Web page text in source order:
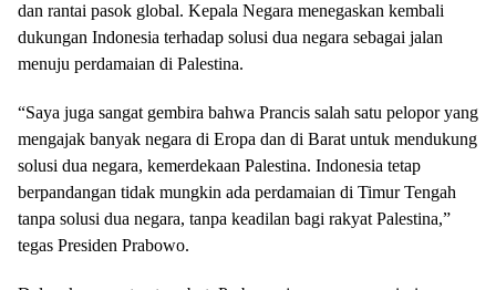
dan rantai pasok global. Kepala Negara menegaskan kembali
dukungan Indonesia terhadap solusi dua negara sebagai jalan
menuju perdamaian di Palestina.
“Saya juga sangat gembira bahwa Prancis salah satu pelopor yang
mengajak banyak negara di Eropa dan di Barat untuk mendukung
solusi dua negara, kemerdekaan Palestina. Indonesia tetap
berpandangan tidak mungkin ada perdamaian di Timur Tengah
tanpa solusi dua negara, tanpa keadilan bagi rakyat Palestina,”
tegas Presiden Prabowo.